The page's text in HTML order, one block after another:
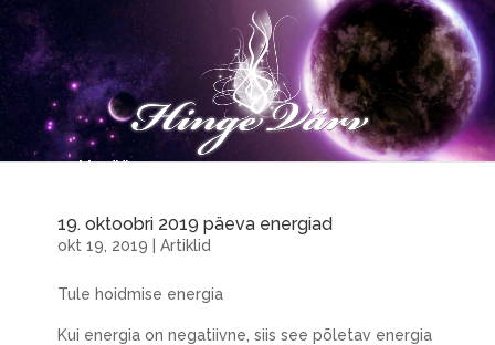
19. oktoobri 2019 päeva energiad
okt 19, 2019 Artiklid
Tule hoidmise energia
Kui energia on negatiivne, siis see põletav energia